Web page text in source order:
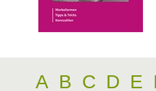
A B C D E